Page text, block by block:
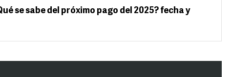
se sabe del próximo pago del 2025? fecha y